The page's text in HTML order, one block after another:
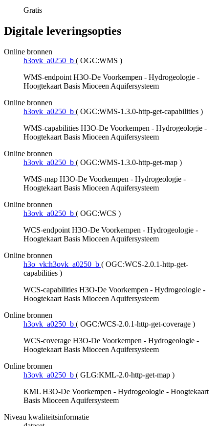
Gratis
Digitale leveringsopties
Online bronnen
h3ovk_a0250_b ( OGC:WMS )
WMS-endpoint H3O-De Voorkempen - Hydrogeologie -
Hoogtekaart Basis Mioceen Aquifersysteem
Online bronnen
h3ovk_a0250_b ( OGC:WMS-1.3.0-http-get-capabilities )
WMS-capabilities H3O-De Voorkempen - Hydrogeologie -
Hoogtekaart Basis Mioceen Aquifersysteem
Online bronnen
h3ovk_a0250_b ( OGC:WMS-1.3.0-http-get-map )
WMS-map H3O-De Voorkempen - Hydrogeologie -
Hoogtekaart Basis Mioceen Aquifersysteem
Online bronnen
h3ovk_a0250_b ( OGC:WCS )
WCS-endpoint H3O-De Voorkempen - Hydrogeologie -
Hoogtekaart Basis Mioceen Aquifersysteem
Online bronnen
h3o_vk:h3ovk_a0250_b ( OGC:WCS-2.0.1-http-get-
capabilities )
WCS-capabilities H3O-De Voorkempen - Hydrogeologie -
Hoogtekaart Basis Mioceen Aquifersysteem
Online bronnen
h3ovk_a0250_b ( OGC:WCS-2.0.1-http-get-coverage )
WCS-coverage H3O-De Voorkempen - Hydrogeologie -
Hoogtekaart Basis Mioceen Aquifersysteem
Online bronnen
h3ovk_a0250_b ( GLG:KML-2.0-http-get-map )
KML H3O-De Voorkempen - Hydrogeologie - Hoogtekaart
Basis Mioceen Aquifersysteem
Niveau kwaliteitsinformatie